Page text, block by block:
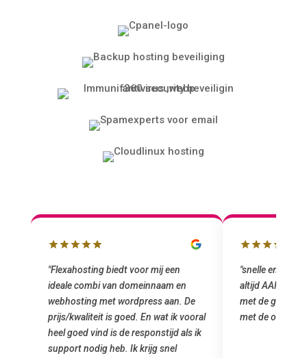
"Flexahosting biedt voor mij een
ideale combi van domeinnaam en
webhosting met wordpress aan. De
prijs/kwaliteit is goed. En wat ik vooral
heel goed vind is de responstijd als ik
support nodig heb. Ik krijg snel
"snelle en
altijd AAN (:
met de grote
met de